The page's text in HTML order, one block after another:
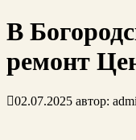
В
ремонт
02.07.2025 автор: